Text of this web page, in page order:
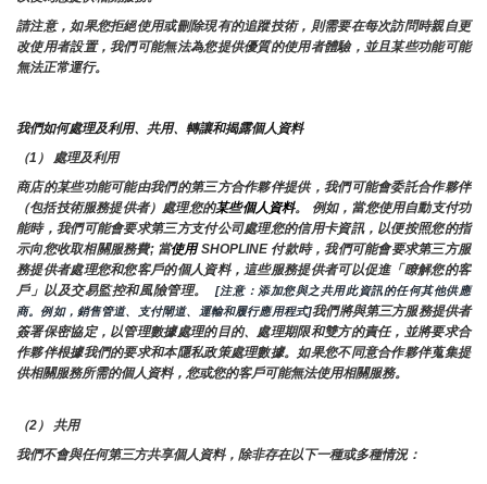
請注意，如果您拒絕使用或刪除現有的追蹤技術，則需要在每次訪問時親自更
改使用者設置，我們可能無法為您提供優質的使用者體驗，並且某些功能可能
無法正常運行。
我們如何處理及利用、共用、轉讓和揭露個人資料
（1） 處理及利用
商店的某些功能可能由我們的第三方合作夥伴提供，我們可能會委託合作夥伴
（包括技術服務提供者）處理您的某些個人資料。 例如，當您使用自動支付功
能時，我們可能會要求第三方支付公司處理您的信用卡資訊，以便按照您的指
示向您收取相關服務費; 當使用 SHOPLINE 付款時，我們可能會要求第三方服
務提供者處理您和您客戶的個人資料，這些服務提供者可以促進「瞭解您的客
戶」以及交易監控和風險管理。
[注意：添加您與之共用此資訊的任何其他供應
商。例如，銷售管道、支付閘道、運輸和履行應用程式]我們將與第三方服務提供者
簽署保密協定，以管理數據處理的目的、處理期限和雙方的責任，並將要求合
作夥伴根據我們的要求和本隱私政策處理數據。如果您不同意合作夥伴蒐集提
供相關服務所需的個人資料，您或您的客戶可能無法使用相關服務。
（2） 共用
我們不會與任何第三方共享個人資料，除非存在以下一種或多種情況：